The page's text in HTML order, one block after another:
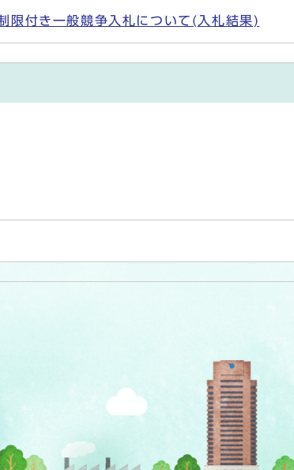
限付き一般競争入札について(入札結果)